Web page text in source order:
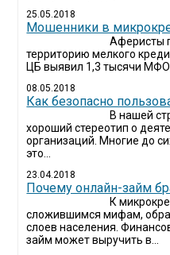
25.05.2018
Мошенники в
Аферисты
территорию мелкого
ЦБ выявил 1,3 тысячи
08.05.2018
Как безопасно
В нашей
хороший стереотип о
организаций. Многие до
это...
23.04.2018
Почему онлайн-займ
К
сложившимся мифам,
слоев населения.
займ может выручить в...